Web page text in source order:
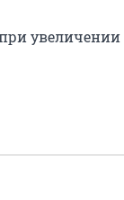
увеличении